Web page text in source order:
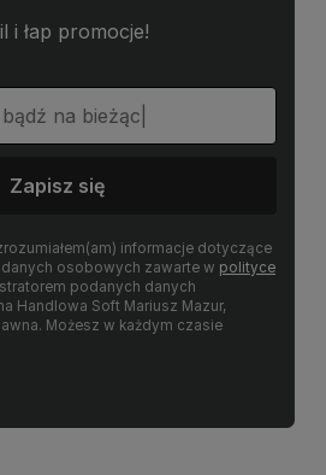
i łap promocje!
Zapisz się
informacje dotyczące
osobowych zawarte w polityce
podanych danych
Handlowa Soft Mariusz Mazur,
Możesz w każdym czasie